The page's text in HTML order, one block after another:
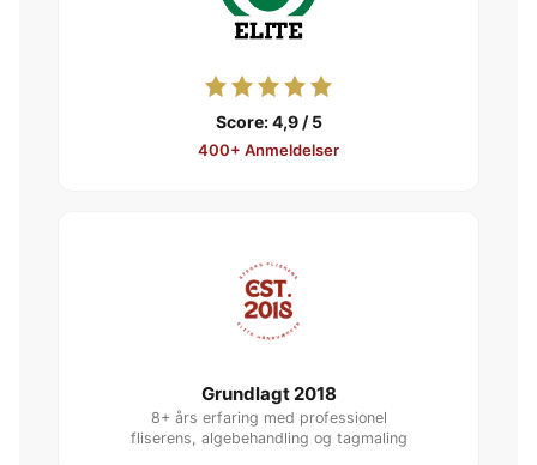
Score: 4,9 / 5
400+ Anmeldelser
Grundlagt 2018
8+ års erfaring med professionel
fliserens, algebehandling og tagmaling